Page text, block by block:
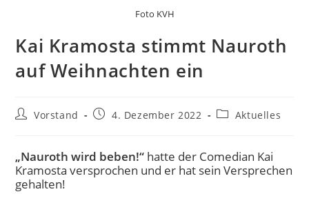
Foto KVH
Kai Kramosta stimmt Nauroth
auf Weihnachten ein
Vorstand 4. Dezember 2022 Aktuelles
„Nauroth wird beben!“ hatte der Comedian Kai
Kramosta versprochen und er hat sein Versprechen
gehalten!